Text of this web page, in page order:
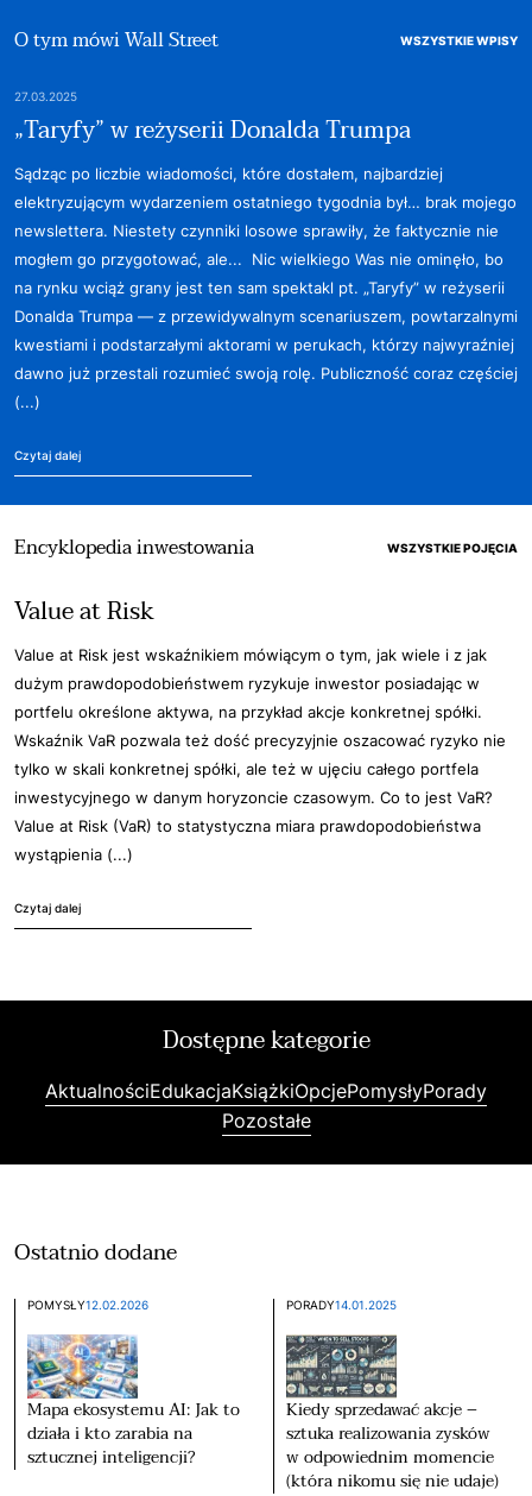
O tym mówi Wall Street WSZYSTKIE WPISY
27.03.2025
„Taryfy” w reżyserii Donalda Trumpa
Sądząc po liczbie wiadomości, które dostałem, najbardziej
elektryzującym wydarzeniem ostatniego tygodnia był… brak mojego
newslettera. Niestety czynniki losowe sprawiły, że faktycznie nie
mogłem go przygotować, ale... Nic wielkiego Was nie ominęło, bo
na rynku wciąż grany jest ten sam spektakl pt. „Taryfy” w reżyserii
Donalda Trumpa — z przewidywalnym scenariuszem, powtarzalnymi
kwestiami i podstarzałymi aktorami w perukach, którzy najwyraźniej
dawno już przestali rozumieć swoją rolę. Publiczność coraz częściej
(...)
Czytaj dalej
Encyklopedia inwestowania WSZYSTKIE POJĘCIA
Value at Risk
Value at Risk jest wskaźnikiem mówiącym o tym, jak wiele i z jak
dużym prawdopodobieństwem ryzykuje inwestor posiadając w
portfelu określone aktywa, na przykład akcje konkretnej spółki.
Wskaźnik VaR pozwala też dość precyzyjnie oszacować ryzyko nie
tylko w skali konkretnej spółki, ale też w ujęciu całego portfela
inwestycyjnego w danym horyzoncie czasowym. Co to jest VaR?
Value at Risk (VaR) to statystyczna miara prawdopodobieństwa
wystąpienia (...)
Czytaj dalej
Dostępne kategorie
AktualnościEdukacjaKsiążkiOpcjePomysłyPorady
Pozostałe
Ostatnio dodane
POMYSŁY12.02.2026
Mapa ekosystemu AI: Jak to
działa i kto zarabia na
sztucznej inteligencji?
PORADY14.01.2025
Kiedy sprzedawać akcje –
sztuka realizowania zysków
w odpowiednim momencie
(która nikomu się nie udaje)